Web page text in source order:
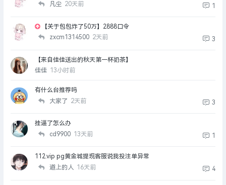
凡尘 20天前 1
【关于包包炸了50万】2888口令
zxcm1314500 2天前 3
【来自佳佳送出的秋天第一杯奶茶】
佳佳 13小时前
有什么台推荐吗
大家了 2天前 3
挂逼了怎么办
cd9900 13天前 1
112.vip pg黄金城提现客服说我投注单异常
道上的人 16天前 4